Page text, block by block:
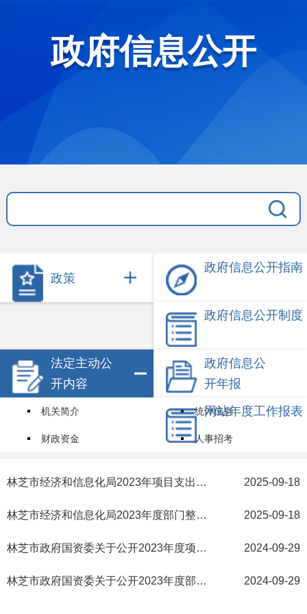
政府信息公开
政策
政府信息公开指南
政府信息公开制度
法定主动公
开内容
机关简介 统计信息
财政资金 人事招考
政府信息公
开年报
网站年度工作报表
林芝市经济和信息化局2023年项目支出绩效评价报告 2025-09-18
林芝市经济和信息化局2023年度部门整体支出绩效评价报告 2025-09-18
林芝市政府国资委关于公开2023年度项目支出绩效评价报告的公告 2024-09-29
林芝市政府国资委关于公开2023年度部门整体支出绩效评价报告的公告 2024-09-29